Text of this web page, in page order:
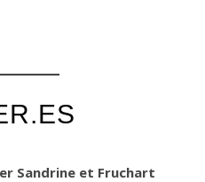
Sandrine et Fruchart